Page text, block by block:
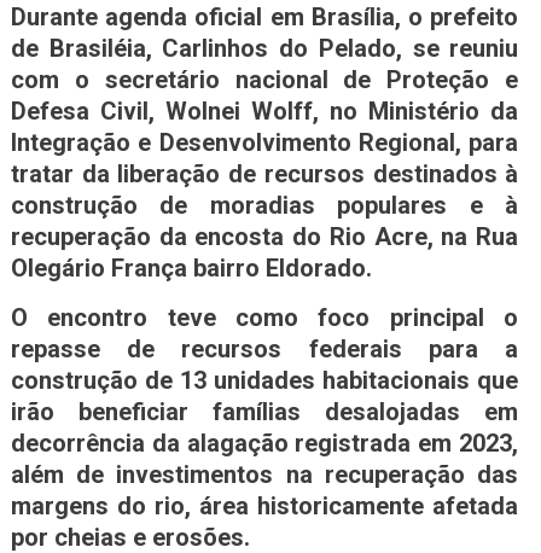
Durante agenda oficial em Brasília, o prefeito
de Brasiléia, Carlinhos do Pelado, se reuniu
com o secretário nacional de Proteção e
Defesa Civil, Wolnei Wolff, no Ministério da
Integração e Desenvolvimento Regional, para
tratar da liberação de recursos destinados à
construção de moradias populares e à
recuperação da encosta do Rio Acre, na Rua
Olegário França bairro Eldorado.
O encontro teve como foco principal o
repasse de recursos federais para a
construção de 13 unidades habitacionais que
irão beneficiar famílias desalojadas em
decorrência da alagação registrada em 2023,
além de investimentos na recuperação das
margens do rio, área historicamente afetada
por cheias e erosões.